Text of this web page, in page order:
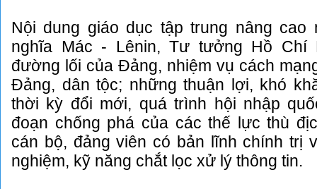
Nội dung giáo dục tập trung nâng cao
nghĩa Mác - Lênin, Tư tưởng Hồ Chí
đường lối của Đảng, nhiệm vụ cách
Đảng, dân tộc; những thuận lợi, khó
thời kỳ đổi mới, quá trình hội nhập
đoạn chống phá của các thế lực thù
cán bộ, đảng viên có bản lĩnh chính trị
nghiệm, kỹ năng chắt lọc xử lý thông tin.